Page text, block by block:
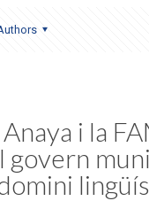
i la